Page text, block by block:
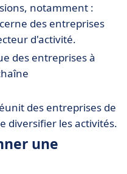
notamment :
des entreprises
d'activité.
des entreprises à
des entreprises de
diversifier les activités.
une